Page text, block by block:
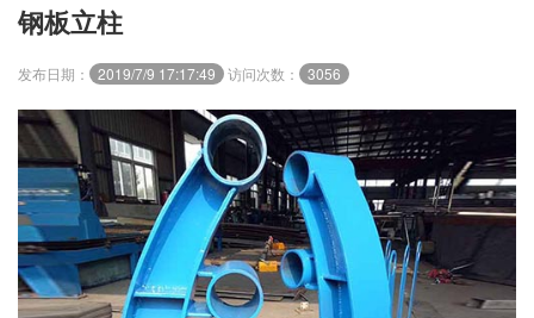
钢板立柱
发布日期： 2019/7/9 17:17:49 访问次数： 3056